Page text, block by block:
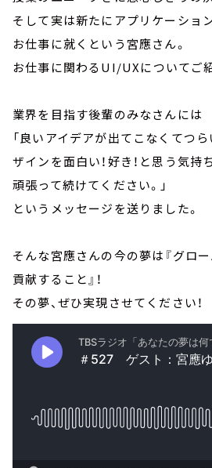
そして実は新たにアプリケーショ
お仕事に就くという宮應さん。
お仕事に関わるUI/UXについてご
業界を目指す後輩のみなさんには
「良いアイデアが出てこなくてつ
ザインを面白い！好き！と思う気持
頑張って続けてください。」
というメッセージを送りました。
そんな宮應さんの今の夢は『グロ
貢献すること』！
その夢、ぜひ実現させてください！